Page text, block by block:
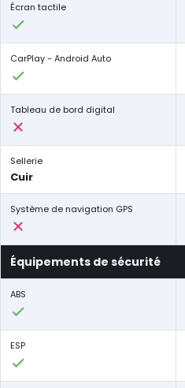
Écran tactile
CarPlay - Android Auto
Tableau de bord digital
Sellerie
Cuir
Système de navigation GPS
Équipements de sécurité
ABS
ESP